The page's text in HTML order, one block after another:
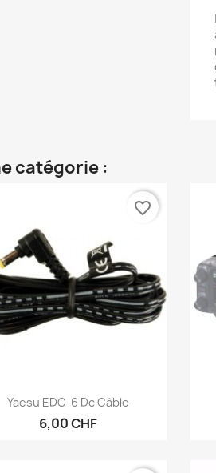
catégorie :
Aperçu rapide
Yaesu EDC-6 Dc Câble
6,00 CHF
favorite_border